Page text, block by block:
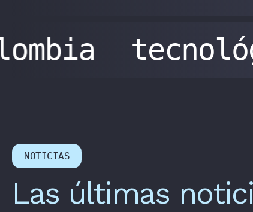
NOTICIAS
Las últimas